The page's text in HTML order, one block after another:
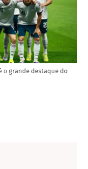
o grande destaque do